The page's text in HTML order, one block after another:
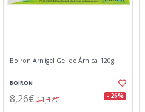
Boiron Arnigel Gel de Árnica 120g
BOIRON
8,26€ 11,12€ - 26%